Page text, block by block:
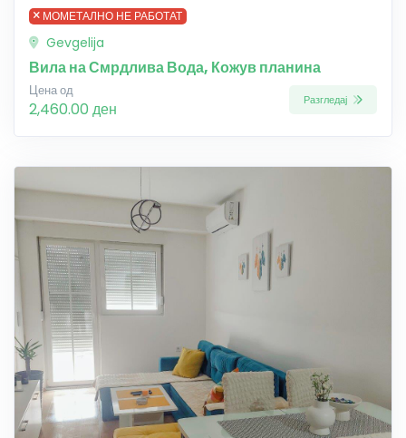
МОМЕТАЛНО НЕ РАБОТАТ
Gevgelija
Вила на Смрдлива Вода, Кожув планина
Цена од
2,460.00 ден Разгледај